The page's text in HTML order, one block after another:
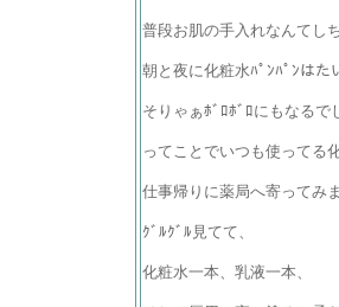
普段お肌の手入れなんてし
朝と夜に化粧水ﾊﾟﾝﾊﾟﾝはた
そりゃぁﾎﾞﾛﾎﾞﾛにもなるで
ってことでいつも使ってる
仕事帰りに薬局へ寄ってみ
ｸﾞﾙｸﾞﾙ見てて、
化粧水一本、乳液一本、